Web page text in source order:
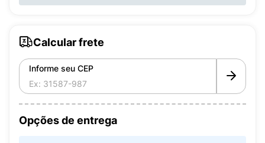
Calcular frete
Informe seu CEP
Opções de entrega